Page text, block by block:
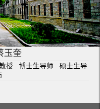
玉奎
授 博士生导师 硕士生导